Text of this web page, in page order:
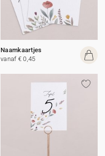
Naamkaartjes
vanaf € 0,45